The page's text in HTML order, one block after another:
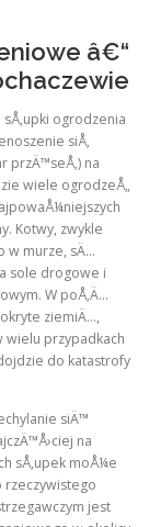
â€“
ogrodzenia
siÅ‚
przÄ™seÅ‚) na
wiele ogrodzeÅ„
Kotwy, zwykle
w murze, sÄ…
sole drogowe i
W poÅ‚Ä…
ziemiÄ…,
wielu przypadkach
do katastrofy
siÄ™
na
sÅ‚upek moÅ¼e
rzeczywistego
jest